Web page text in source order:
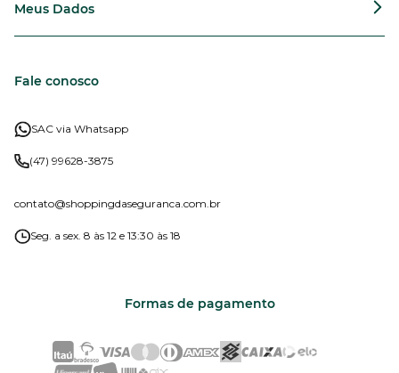
Meus Dados
Fale conosco
SAC via Whatsapp
(47) 99628-3875
contato@shoppingdaseguranca.com.br
Seg. a sex. 8 às 12 e 13:30 às 18
Formas de pagamento